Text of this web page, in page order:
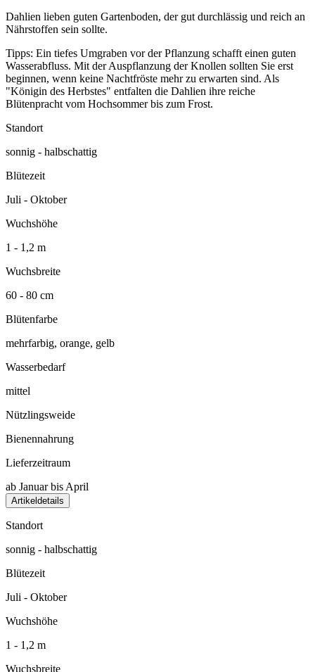
Dahlien lieben guten Gartenboden, der gut durchlässig und reich an
Nährstoffen sein sollte.
Tipps: Ein tiefes Umgraben vor der Pflanzung schafft einen guten
Wasserabfluss. Mit der Auspflanzung der Knollen sollten Sie erst
beginnen, wenn keine Nachtfröste mehr zu erwarten sind. Als
"Königin des Herbstes" entfalten die Dahlien ihre reiche
Blütenpracht vom Hochsommer bis zum Frost.
Standort
sonnig - halbschattig
Blütezeit
Juli - Oktober
Wuchshöhe
1 - 1,2 m
Wuchsbreite
60 - 80 cm
Blütenfarbe
mehrfarbig, orange, gelb
Wasserbedarf
mittel
Nützlingsweide
Bienennahrung
Lieferzeitraum
ab Januar bis April
Artikeldetails
Standort
sonnig - halbschattig
Blütezeit
Juli - Oktober
Wuchshöhe
1 - 1,2 m
Wuchsbreite